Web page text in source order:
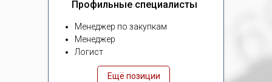
Профильные специалисты
Менеджер по закупкам
Менеджер
Логист
Ещё позиции